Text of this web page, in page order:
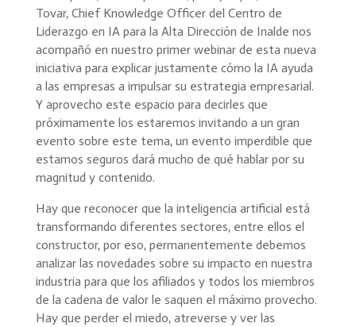
Tovar, Chief Knowledge Officer del Centro de
Liderazgo en IA para la Alta Dirección de Inalde nos
acompañó en nuestro primer webinar de esta nueva
iniciativa para explicar justamente cómo la IA ayuda
a las empresas a impulsar su estrategia empresarial.
Y aprovecho este espacio para decirles que
próximamente los estaremos invitando a un gran
evento sobre este tema, un evento imperdible que
estamos seguros dará mucho de qué hablar por su
magnitud y contenido.
Hay que reconocer que la inteligencia artificial está
transformando diferentes sectores, entre ellos el
constructor, por eso, permanentemente debemos
analizar las novedades sobre su impacto en nuestra
industria para que los afiliados y todos los miembros
de la cadena de valor le saquen el máximo provecho.
Hay que perder el miedo, atreverse y ver las